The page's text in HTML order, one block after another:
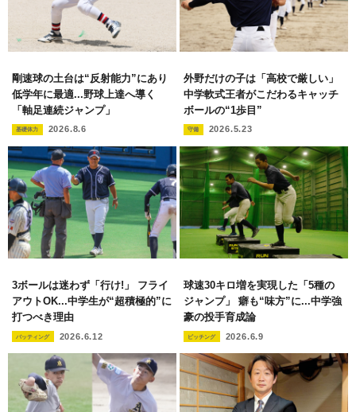
剛速球の土台は“反射能力”にあり
低学年に最適...野球上達へ導く
「軸足連続ジャンプ」
基礎体力 2026.8.6
外野だけの子は「高校で厳しい」
中学軟式王者がこだわるキャッチ
ボールの“1歩目”
守備 2026.5.23
3ボールは迷わず「行け!」 フライ
アウトOK...中学生が“超積極的”に
打つべき理由
バッティング 2026.6.12
球速30キロ増を実現した「5種の
ジャンプ」 癖も“味方”に...中学強
豪の投手育成論
ピッチング 2026.6.9